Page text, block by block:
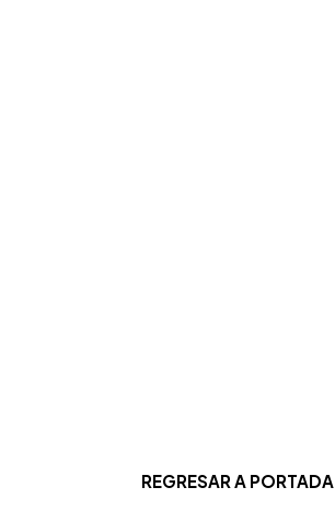
REGRESAR A PORTADA